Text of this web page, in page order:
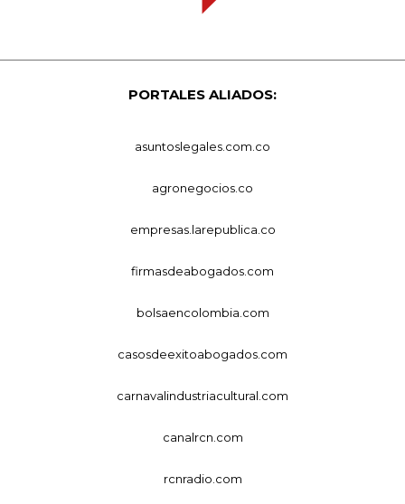
PORTALES ALIADOS:
asuntoslegales.com.co
agronegocios.co
empresas.larepublica.co
firmasdeabogados.com
bolsaencolombia.com
casosdeexitoabogados.com
carnavalindustriacultural.com
canalrcn.com
rcnradio.com